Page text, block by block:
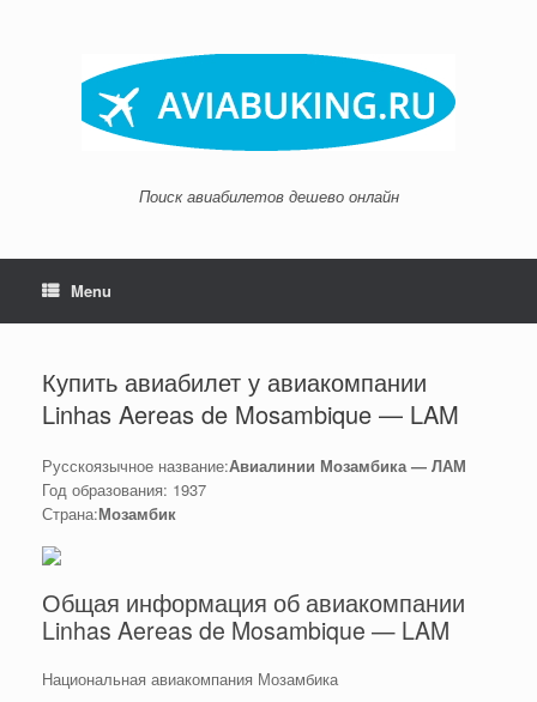
Поиск авиабилетов дешево онлайн
Menu
Купить авиабилет у авиакомпании
Linhas Aereas de Mosambique — LAM
Русскоязычное название:Авиалинии Мозамбика — ЛАМ
Год образования: 1937
Страна:Мозамбик
Общая информация об авиакомпании
Linhas Aereas de Mosambique — LAM
Национальная авиакомпания Мозамбика